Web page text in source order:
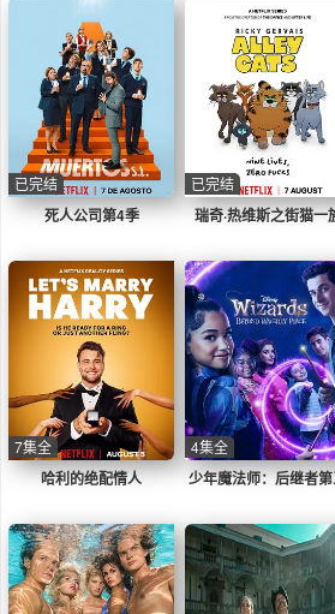
死人公司第4季
已完结
瑞奇·热维斯之街猫一
已完结
哈利的绝配情人
7集全
少年魔法师：后继者
4集全